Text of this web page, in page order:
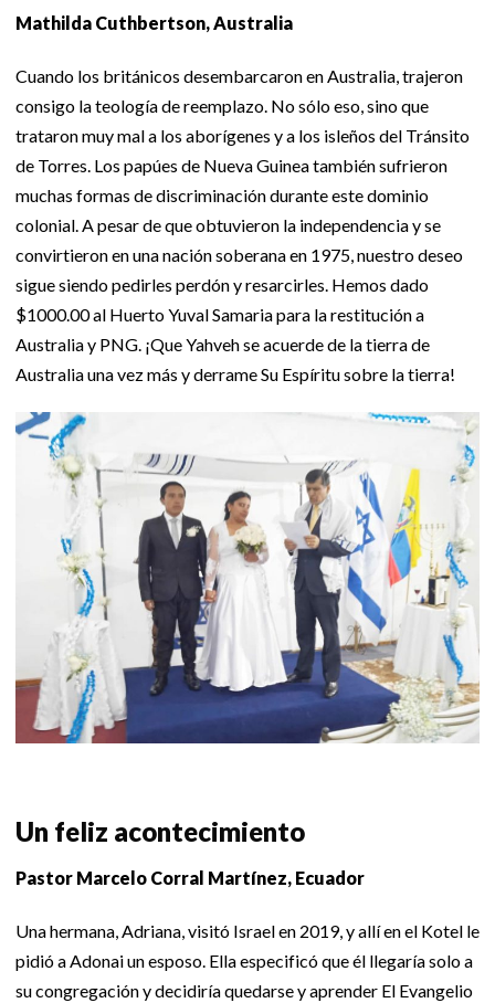
Mathilda Cuthbertson, Australia
Cuando los británicos desembarcaron en Australia, trajeron
consigo la teología de reemplazo. No sólo eso, sino que
trataron muy mal a los aborígenes y a los isleños del Tránsito
de Torres. Los papúes de Nueva Guinea también sufrieron
muchas formas de discriminación durante este dominio
colonial. A pesar de que obtuvieron la independencia y se
convirtieron en una nación soberana en 1975, nuestro deseo
sigue siendo pedirles perdón y resarcirles. Hemos dado
$1000.00 al Huerto Yuval Samaria para la restitución a
Australia y PNG. ¡Que Yahveh se acuerde de la tierra de
Australia una vez más y derrame Su Espíritu sobre la tierra!
Un feliz acontecimiento
Pastor Marcelo Corral Martínez, Ecuador
Una hermana, Adriana, visitó Israel en 2019, y allí en el Kotel le
pidió a Adonai un esposo. Ella especificó que él llegaría solo a
su congregación y decidiría quedarse y aprender El Evangelio